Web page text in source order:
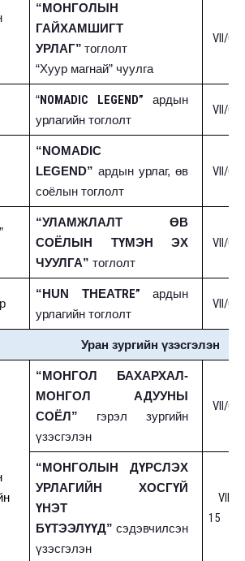
“МОНГОЛЫН
ГАЙХАМШИГТ
УРЛАГ” тоглолт
“Хуур магнай” чуулга
VII/01-
“NOMADIC LEGEND”
ардын
урлагийн тоглолт
VII/01-
“NOMADIC
LEGEND” ардын урлаг, өв
соёлын тоглолт
VII/01-
“УЛАМЖЛАЛТ ӨВ
СОЁЛЫН ТҮМЭН ЭХ
ЧУУЛГА”тоглолт
VII/01-
“HUN THEATRE”ардын
урлагийн тоглолт
VII/01-
Уран зургийн үзэсгэлэн
“МОНГОЛ БАХАРХАЛ-
МОНГОЛ АДУУНЫ
СОЁЛ”
гэрэл зургийн
үзэсгэлэн
VII/08-
“МОНГОЛЫН ДҮРСЛЭХ
УРЛАГИЙН ХОСГҮЙ
ҮНЭТ
БҮТЭЭЛҮҮД” сэдэвчилсэн
үзэсгэлэн
VII/
15